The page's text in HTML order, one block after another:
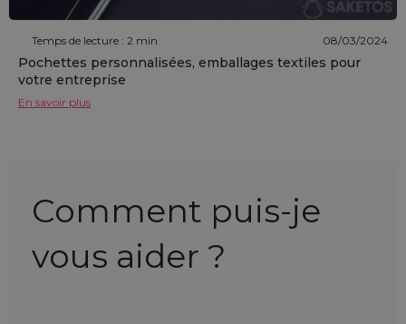
Temps de lecture : 2 min 08/03/2024
Pochettes personnalisées, emballages textiles pour
votre entreprise
En savoir plus
Comment puis-je
vous aider ?